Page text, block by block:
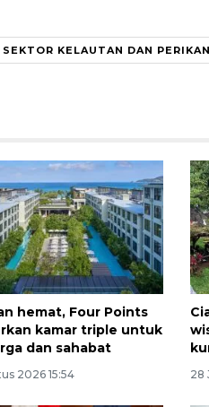
SEKTOR KELAUTAN DAN
hemat, Four Points
kamar triple untuk
dan sahabat
2026 15:54 28